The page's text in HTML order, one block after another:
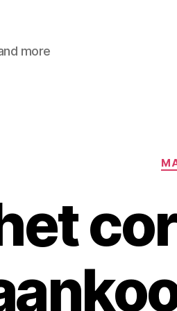
more